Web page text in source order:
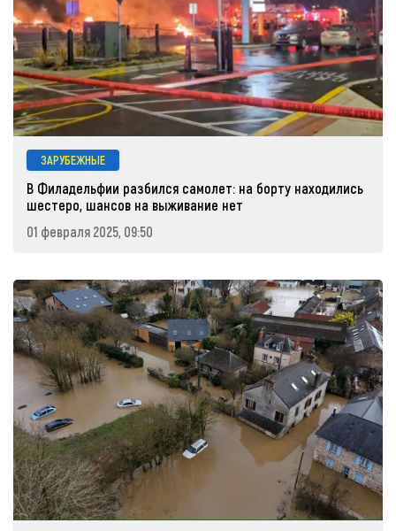
ЗАРУБЕЖНЫЕ
В Филадельфии разбился самолет: на борту находились
шестеро, шансов на выживание нет
01 февраля 2025, 09:50